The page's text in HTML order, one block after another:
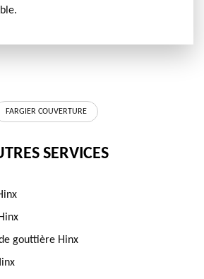
FARGIER COUVERTURE
SERVICES
gouttière Hinx